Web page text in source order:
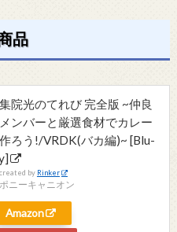
品
院光のてれび 完全版 ~仲良
ンバーと厳選食材でカレー
ろう!/VRDK(バカ編)~ [Blu-
created by Rinker
ポニーキャニオン
Amazon